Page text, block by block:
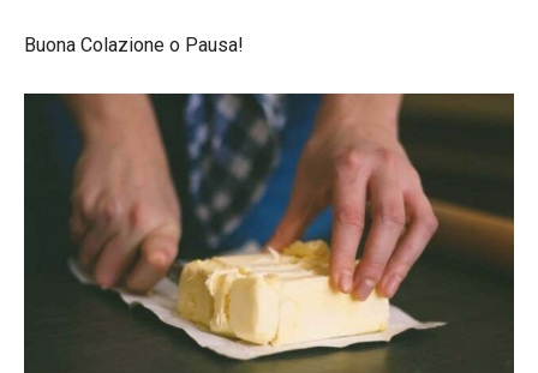
Buona Colazione o Pausa!